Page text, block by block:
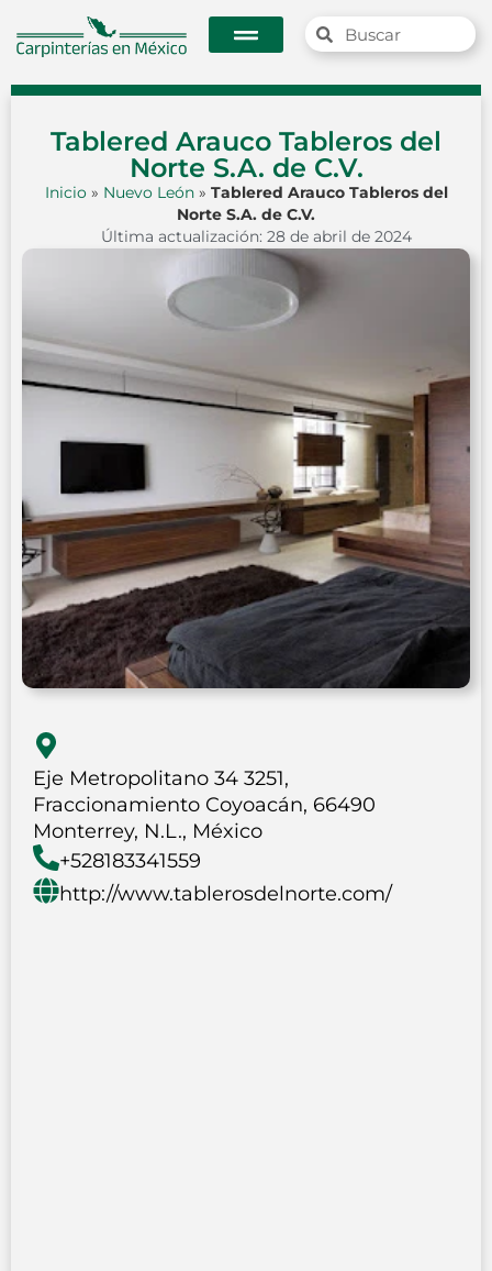
Tablered Arauco Tableros del
Norte S.A. de C.V.
Inicio» Nuevo León» Tablered Arauco Tableros del
Norte S.A. de C.V.
Última actualización: 28 de abril de 2024
Eje Metropolitano 34 3251,
Fraccionamiento Coyoacán, 66490
Monterrey, N.L., México
+528183341559
http://www.tablerosdelnorte.com/